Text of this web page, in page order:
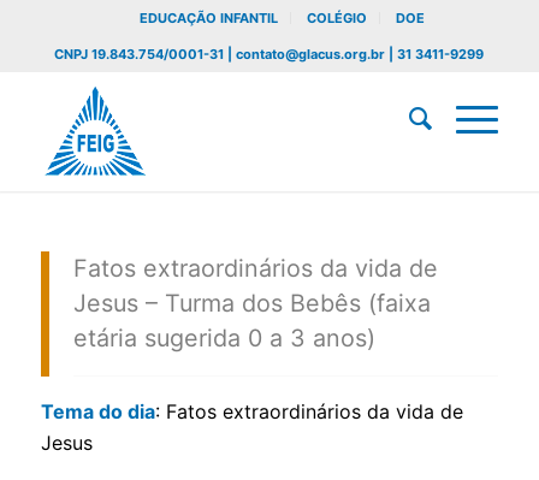
EDUCAÇÃO INFANTIL COLÉGIO DOE
CNPJ 19.843.754/0001-31 | contato@glacus.org.br | 31 3411-9299
Fatos extraordinários da vida de
Jesus – Turma dos Bebês (faixa
etária sugerida 0 a 3 anos)
Tema do dia: Fatos extraordinários da vida de
Jesus